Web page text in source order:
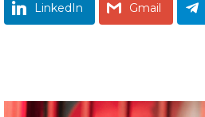
LinkedIn Gmail